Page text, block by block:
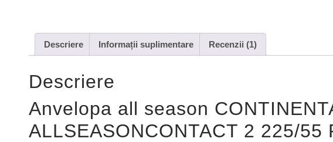
Descriere Informații suplimentare Recenzii (1)
Descriere
Anvelopa all season
ALLSEASONCONTACT 2 225/55